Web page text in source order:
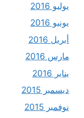
يوليو 2016
يونيو 2016
أبريل 2016
مارس 2016
يناير 2016
ديسمبر 2015
نوفمبر 2015